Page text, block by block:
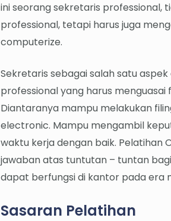
ini seorang sekretaris professional,
professional, tetapi harus juga
computerize.
Sekretaris sebagai salah satu
professional yang harus
Diantaranya mampu melakukan
electronic. Mampu mengambil
waktu kerja dengan baik.
jawaban atas tuntutan – tuntan
dapat berfungsi di kantor pada era
Sasaran Pelatihan